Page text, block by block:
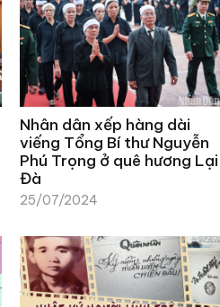
Nhân dân xếp hàng dài
viếng Tổng Bí thư Nguyễn
Phú Trọng ở quê hương Lại
Đà
25/07/2024